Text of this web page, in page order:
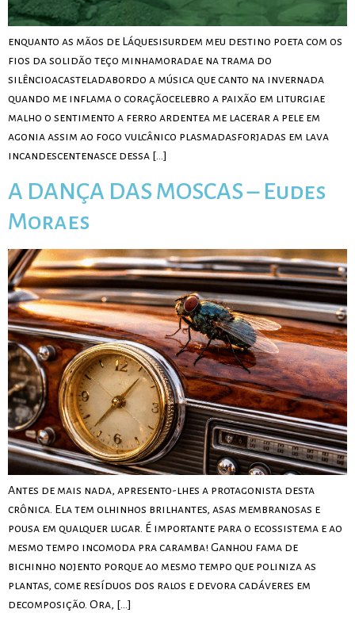
enquanto as mãos de Láquesisurdem meu destino poeta com os
fios da solidão teço minhamoradae na trama do
silêncioacasteladabordo a música que canto na invernada
quando me inflama o coraçãocelebro a paixão em liturgiae
malho o sentimento a ferro ardentea me lacerar a pele em
agonia assim ao fogo vulcânico plasmadasforjadas em lava
incandescentenasce dessa […]
A DANÇA DAS MOSCAS – Eudes
Moraes
Antes de mais nada, apresento-lhes a protagonista desta
crônica. Ela tem olhinhos brilhantes, asas membranosas e
pousa em qualquer lugar. É importante para o ecossistema e ao
mesmo tempo incomoda pra caramba! Ganhou fama de
bichinho nojento porque ao mesmo tempo que poliniza as
plantas, come resíduos dos ralos e devora cadáveres em
decomposição. Ora, […]